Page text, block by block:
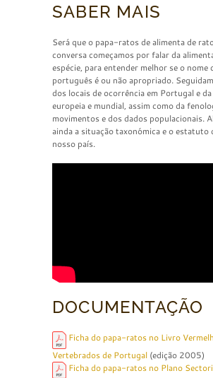
SABER MAIS
Será que o papa-ratos de alimenta de
conversa começamos por falar da
espécie, para entender melhor se o nome
português é ou não apropriado.
dos locais de ocorrência em Portugal e
europeia e mundial, assim como da
movimentos e dos dados populacionais.
ainda a situação taxonómica e o estatuto
nosso país.
DOCUMENTAÇÃO
Ficha do papa-ratos no Livro
Vertebrados de Portugal (edição 2005)
Ficha do papa-ratos no Plano